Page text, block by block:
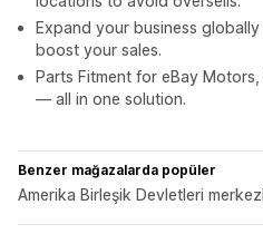
Expand your business
boost your sales.
Parts Fitment for eBay
— all in one solution.
Benzer mağazalarda popüler
Amerika Birleşik Devletleri